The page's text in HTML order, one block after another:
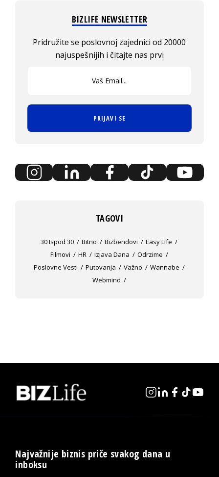
BIZLIFE NEWSLETTER
Pridružite se poslovnoj zajednici od 20000
najuspešnijih i čitajte nas prvi
PRIJAVI SE
TAGOVI
30 Ispod 30 Bitno Bizbendovi
Easy Life
Filmovi
HR Izjava Dana
Odrzime
Poslovne Vesti
Putovanja Važno
Wannabe
Webmind
Najvažnije biznis priče svakog dana u
inboksu